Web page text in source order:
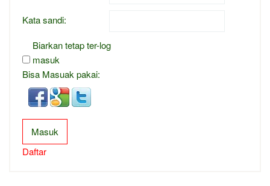
Kata sandi:
Biarkan tetap ter-log
masuk
Bisa Masuak pakai:
Masuk
Daftar